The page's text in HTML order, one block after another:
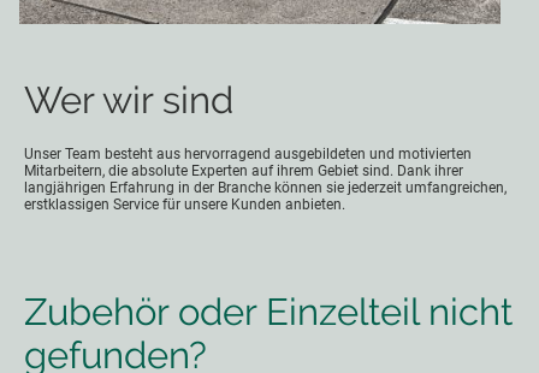
Wer wir sind
Unser Team besteht aus hervorragend ausgebildeten und motivierten
Mitarbeitern, die absolute Experten auf ihrem Gebiet sind. Dank ihrer
langjährigen Erfahrung in der Branche können sie jederzeit umfangreichen,
erstklassigen Service für unsere Kunden anbieten.
Zubehör oder Einzelteil nicht
gefunden?